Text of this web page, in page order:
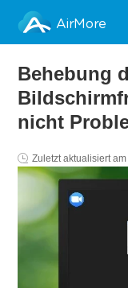
AirMore
Behebung
nicht
Zuletzt aktualisiert